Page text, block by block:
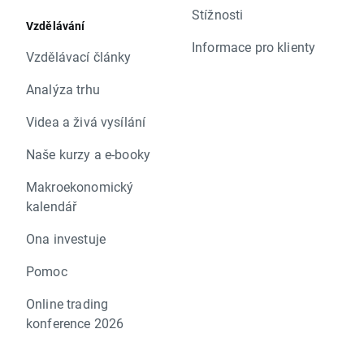
Vzdělávání
Vzdělávací články
Analýza trhu
Videa a živá vysílání
Naše kurzy a e-booky
Makroekonomický
kalendář
Ona investuje
Pomoc
Online trading
konference 2026
Stížnosti
Informace pro klienty